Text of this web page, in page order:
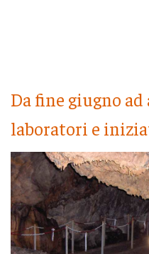
Da fine giugno
laboratori e